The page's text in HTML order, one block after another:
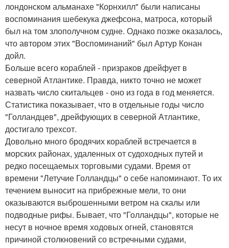
лондонском альманахе "Корнхилл" были написаны
воспоминания шебекука джефсона, матроса, который
был на том злополучном судне. Однако позже оказалось,
что автором этих "Воспоминаний" был Артур Конан
дойл.
Больше всего кораблей - призраков дрейфует в
северной Атлантике. Правда, никто точно не может
назвать число скитальцев - оно из года в год меняется.
Статистика показывает, что в отдельные годы число
"Голландцев", дрейфующих в северной Атлантике,
достигало трехсот.
Довольно много бродячих кораблей встречается в
морских районах, удаленных от судоходных путей и
редко посещаемых торговыми судами. Время от
времени "Летучие Голландцы" о себе напоминают. То их
течением выносит на прибрежные мели, то они
оказываются выброшенными ветром на скалы или
подводные рифы. Бывает, что "Голландцы", которые не
несут в ночное время ходовых огней, становятся
причиной столкновений со встречными судами,